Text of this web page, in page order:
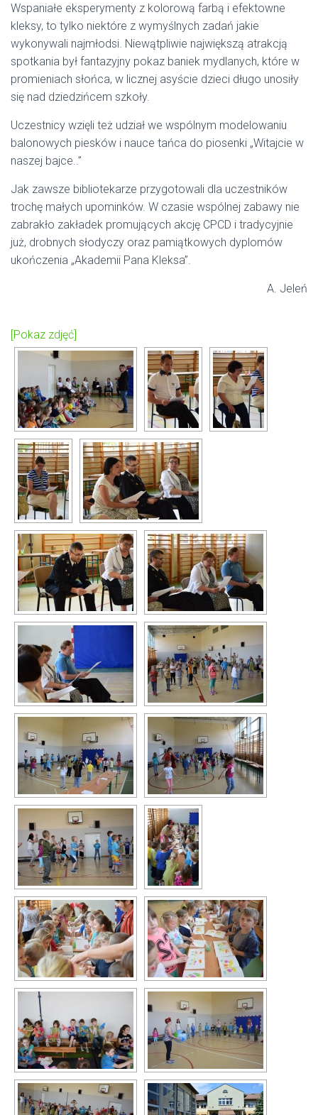
Wspaniałe eksperymenty z kolorową farbą i efektowne
kleksy, to tylko niektóre z wymyślnych zadań jakie
wykonywali najmłodsi. Niewątpliwie największą atrakcją
spotkania był fantazyjny pokaz baniek mydlanych, które w
promieniach słońca, w licznej asyście dzieci długo unosiły
się nad dziedzińcem szkoły.
Uczestnicy wzięli też udział we wspólnym modelowaniu
balonowych piesków i nauce tańca do piosenki „Witajcie w
naszej bajce..”
Jak zawsze bibliotekarze przygotowali dla uczestników
trochę małych upominków. W czasie wspólnej zabawy nie
zabrakło zakładek promujących akcję CPCD i tradycyjnie
już, drobnych słodyczy oraz pamiątkowych dyplomów
ukończenia „Akademii Pana Kleksa”.
A. Jeleń
[Pokaz zdjęć]